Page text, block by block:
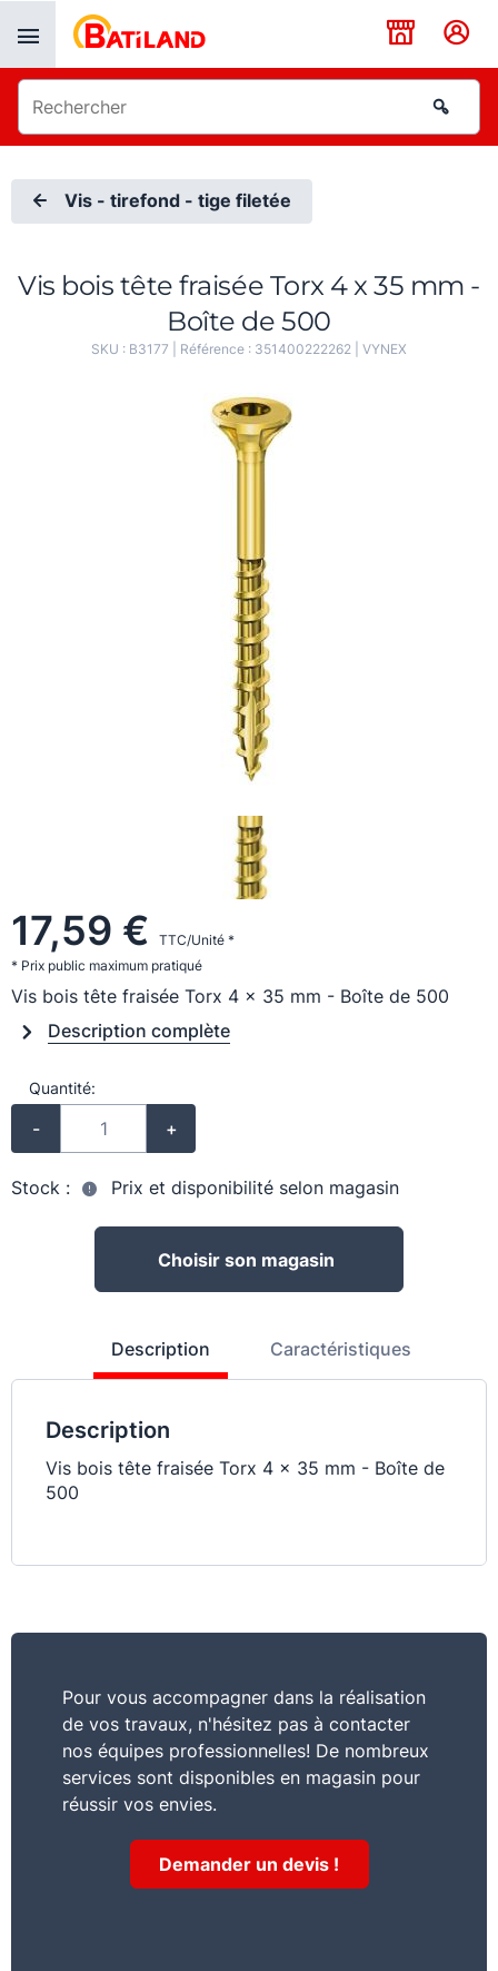
Vis - tirefond - tige filetée
Vis bois tête fraisée Torx 4 x 35 mm -
Boîte de 500
SKU : B3177 | Référence : 351400222262 VYNEX
17,59 €
TTC/Unité *
* Prix public maximum pratiqué
Vis bois tête fraisée Torx 4 x 35 mm - Boîte de 500
Description complète
Quantité:
- +
Stock : Prix et disponibilité selon magasin
Choisir son magasin
Description Caractéristiques
Description
Vis bois tête fraisée Torx 4 x 35 mm - Boîte de
500
Pour vous accompagner dans la réalisation
de vos travaux, n'hésitez pas à contacter
nos équipes professionnelles! De nombreux
services sont disponibles en magasin pour
réussir vos envies.
Demander un devis !
Panneau de gestion des cookies